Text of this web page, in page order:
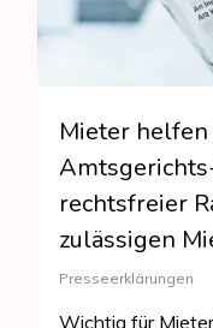
Mieter helfen
rechtsfreier
zulässigen
Presseerklärungen
Wichtig für